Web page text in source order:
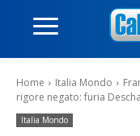
Home Italia Mondo
rigore negato: furia
Italia Mondo